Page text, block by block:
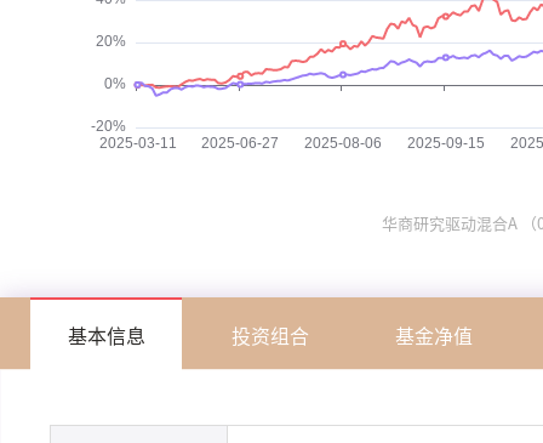
华商研究驱动混合A
基本信息 投资组合 基金净值